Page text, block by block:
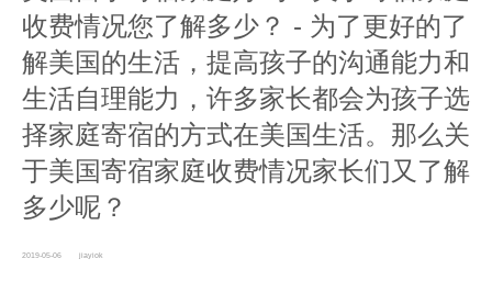
收费情况您了解多少？ - 为了更好的了
解美国的生活，提高孩子的沟通能力和
生活自理能力，许多家长都会为孩子选
择家庭寄宿的方式在美国生活。那么关
于美国寄宿家庭收费情况家长们又了解
多少呢？
2019-05-06 jiayiok